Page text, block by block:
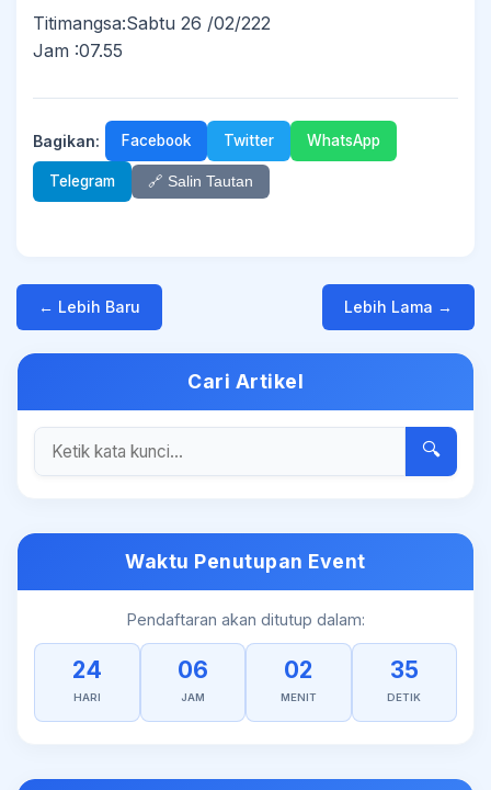
Titimangsa:Sabtu 26 /02/222
Jam :07.55
Bagikan: Facebook Twitter WhatsApp
Telegram 🔗 Salin Tautan
← Lebih Baru Lebih Lama →
Cari Artikel
🔍
Waktu Penutupan Event
Pendaftaran akan ditutup dalam:
24
HARI
06
JAM
02
MENIT
35
DETIK